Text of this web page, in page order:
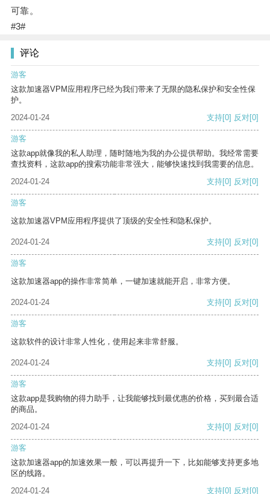
可靠。
#3#
评论
游客
这款加速器VPM应用程序已经为我们带来了无限的隐私保护和安全性保
护。
2024-01-24
支持[0] 反对[0]
游客
这款app就像我的私人助理，随时随地为我的办公提供帮助。我经常需要
查找资料，这款app的搜索功能非常强大，能够快速找到我需要的信息。
2024-01-24
支持[0] 反对[0]
游客
这款加速器VPM应用程序提供了顶级的安全性和隐私保护。
2024-01-24 支持[0] 反对[0]
游客
这款加速器app的操作非常简单，一键加速就能开启，非常方便。
2024-01-24 支持[0] 反对[0]
游客
这款软件的设计非常人性化，使用起来非常舒服。
2024-01-24 支持[0] 反对[0]
游客
这款app是我购物的得力助手，让我能够找到最优惠的价格，买到最合适
的商品。
2024-01-24
支持[0] 反对[0]
游客
这款加速器app的加速效果一般，可以再提升一下，比如能够支持更多地
区的线路。
2024-01-24
支持[0] 反对[0]